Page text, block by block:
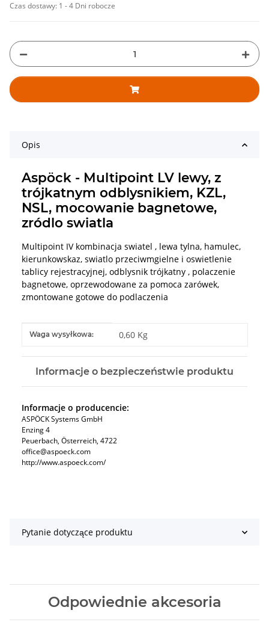
Czas dostawy: 1 - 4 Dni robocze
Opis
Aspöck - Multipoint LV lewy, z
trójkatnym odblysnikiem, KZL,
NSL, mocowanie bagnetowe,
zródlo swiatla
Multipoint IV kombinacja swiatel , lewa tylna, hamulec,
kierunkowskaz, swiatlo przeciwmgielne i oswietlenie
tablicy rejestracyjnej, odblysnik trójkatny , polaczenie
bagnetowe, oprzewodowane za pomoca zarówek,
zmontowane gotowe do podlaczenia
#productDetails.itemInformation#
#productDetails.itemValue#
Waga wysyłkowa: 0,60 Kg
Informacje o bezpieczeństwie produktu
Informacje o producencie:
ASPÖCK Systems GmbH
Enzing 4
Peuerbach, Österreich, 4722
office@aspoeck.com
http://www.aspoeck.com/
Pytanie dotyczące produktu
Odpowiednie akcesoria